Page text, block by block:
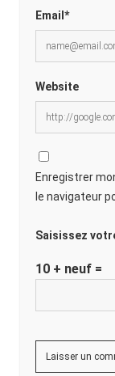
Email*
Website
Enregistrer
le navigateur
Saisissez
10 + neuf =